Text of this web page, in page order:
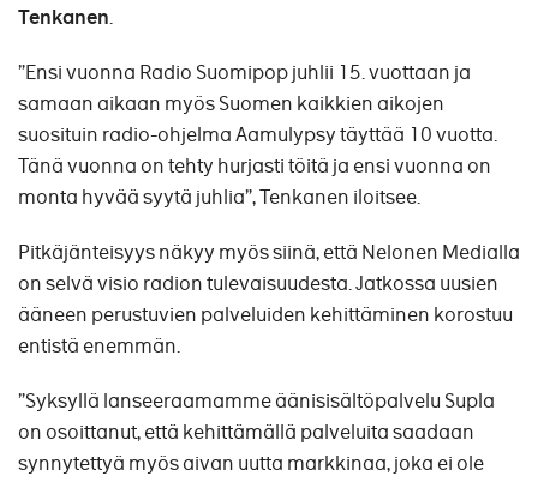
Tenkanen.
”Ensi vuonna Radio Suomipop juhlii 15. vuottaan ja
samaan aikaan myös Suomen kaikkien aikojen
suosituin radio-ohjelma Aamulypsy täyttää 10 vuotta.
Tänä vuonna on tehty hurjasti töitä ja ensi vuonna on
monta hyvää syytä juhlia”, Tenkanen iloitsee.
Pitkäjänteisyys näkyy myös siinä, että Nelonen Medialla
on selvä visio radion tulevaisuudesta. Jatkossa uusien
ääneen perustuvien palveluiden kehittäminen korostuu
entistä enemmän.
”Syksyllä lanseeraamamme äänisisältöpalvelu Supla
on osoittanut, että kehittämällä palveluita saadaan
synnytettyä myös aivan uutta markkinaa, joka ei ole